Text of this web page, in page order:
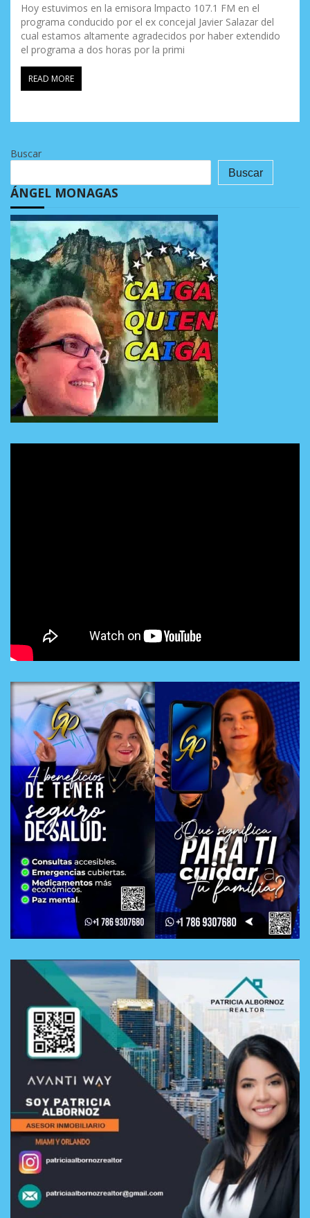
Hoy estuvimos en la emisora lmpacto 107.1 FM en el
programa conducido por el ex concejal Javier Salazar del
cual estamos altamente agradecidos por haber extendido
el programa a dos horas por la primi
READ MORE
Buscar
Buscar
ÁNGEL MONAGAS